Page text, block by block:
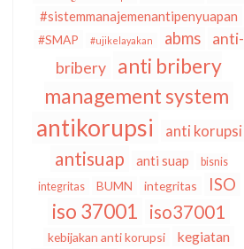
#sistemmanajemenantipenyuapan
#SMAP #ujikelayakan abms
anti-
bribery
anti bribery
management system
antikorupsi anti korupsi
antisuap anti suap
bisnis
integritas
BUMN integritas ISO
iso 37001 iso37001
kebijakan anti korupsi kegiatan